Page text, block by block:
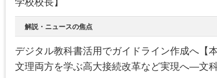
解説・ニュースの焦点
デジタル教科書活用でガイドライン作成へ【
文理両方を学ぶ高大接続改革など実現へ―文